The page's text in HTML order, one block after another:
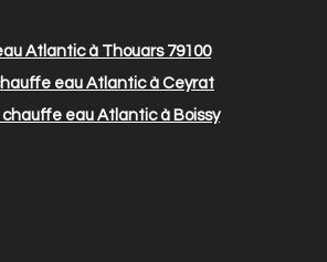
Atlantic à Thouars 79100
eau Atlantic à Ceyrat
eau Atlantic à Boissy